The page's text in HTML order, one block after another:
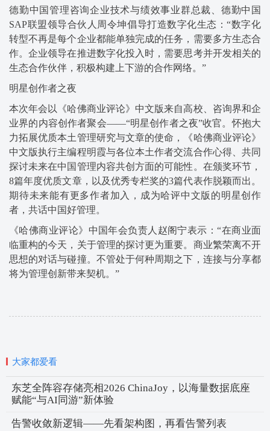
德勤中国管理咨询企业技术与绩效事业群总裁、德勤中国
SAP联盟领导合伙人周令坤倡导打造数字化生态：“数字化
转型不再是每个企业都能单独完成的任务，需要多方生态合
作。企业领导在推进数字化投入时，需要思考并开发相关的
生态合作伙伴，积极构建上下游的合作网络。”
明星创作者之夜
本次年会以《哈佛商业评论》中文版来自高校、咨询界和企
业界的内容创作者聚会——“明星创作者之夜”收官。怀抱大
力拓展优质本土管理研究与文章的使命，《哈佛商业评论》
中文版执行主编程明霞与各位本土作者交流合作心得、共同
探讨未来在中国管理内容共创方面的可能性。在颁奖环节，
8篇年度优质文章，以及优秀专栏奖的3篇代表作脱颖而出。
期待未来能有更多作者加入，成为哈评中文版的明星创作
者，共话中国好管理。
《哈佛商业评论》中国年会负责人赵阁宁表示：“在商业面
临重构的今天，关于管理的探讨更为重要。商业繁荣离不开
思想的对话与碰撞。不管处于何种周期之下，连接与分享都
将为管理创新带来契机。”
大家都爱看
东芝全阵容存储亮相2026 ChinaJoy，以海量数据底座
赋能“与AI同游”新体验
告警收敛新逻辑——先看架构图，再看告警列表